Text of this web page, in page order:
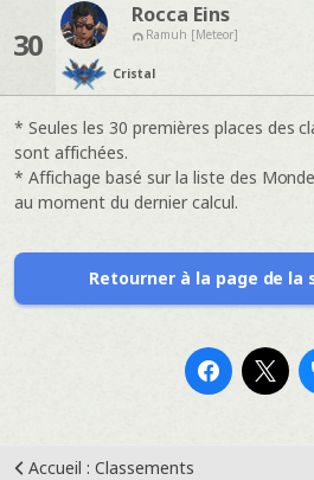
30
Rocca Eins
Ramuh [Meteor]
Cristal
* Seules les 30 premières places des
sont affichées.
* Affichage basé sur la liste des
au moment du dernier calcul.
Retourner à la page de la
Accueil : Classements